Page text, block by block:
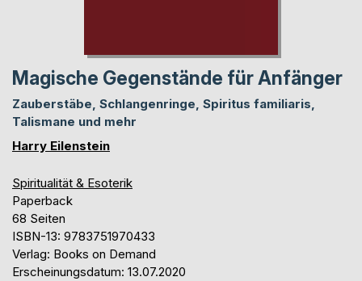
Magische Gegenstände für Anfänger
Zauberstäbe, Schlangenringe, Spiritus familiaris,
Talismane und mehr
Harry Eilenstein
Spiritualität & Esoterik
Paperback
68 Seiten
ISBN-13: 9783751970433
Verlag: Books on Demand
Erscheinungsdatum: 13.07.2020